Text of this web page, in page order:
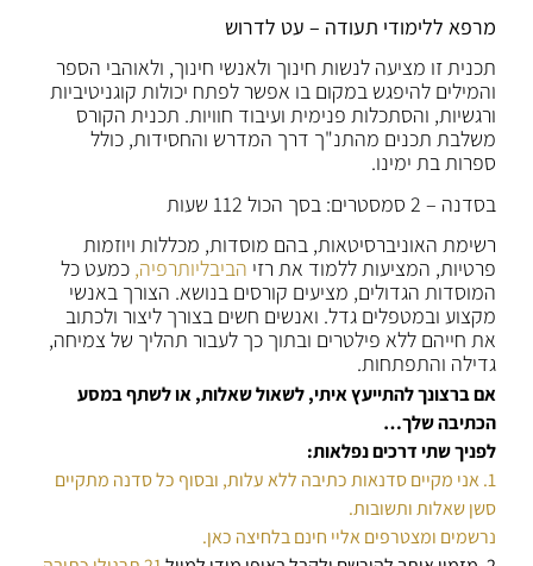
מרפא ללימודי תעודה – עט לדרוש
תכנית זו מציעה לנשות חינוך ולאנשי חינוך, ולאוהבי הספר
והמילים להיפגש במקום בו אפשר לפתח יכולות קוגניטיביות
ורגשיות, והסתכלות פנימית ועיבוד חוויות. תכנית הקורס
משלבת תכנים מהתנ"ך דרך המדרש והחסידות, כולל
ספרות בת ימינו.
בסדנה – 2 סמסטרים: בסך הכול 112 שעות
רשימת האוניברסיטאות, בהם מוסדות, מכללות ויוזמות
פרטיות, המציעות ללמוד את רזי הביבליותרפיה, כמעט כל
המוסדות הגדולים, מציעים קורסים בנושא. הצורך באנשי
מקצוע ובמטפלים גדל. ואנשים חשים בצורך ליצור ולכתוב
את חייהם ללא פילטרים ובתוך כך לעבור תהליך של צמיחה,
גדילה והתפתחות.
אם ברצונך להתייעץ איתי, לשאול שאלות, או לשתף במסע
הכתיבה שלך…
לפניך שתי דרכים נפלאות:
1. אני מקיים סדנאות כתיבה ללא עלות, ובסוף כל סדנה מתקיים
סשן שאלות ותשובות.
נרשמים ומצטרפים אליי חינם בלחיצה כאן.